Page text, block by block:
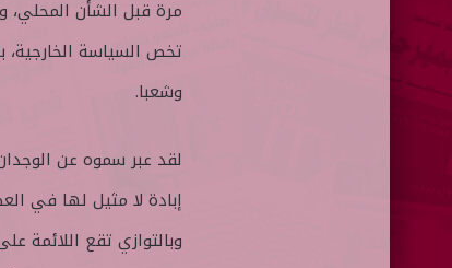
مرة قبل الشأن
تخص السياسة
وشعبا.
لقد عبر سموه عن
إبادة لا مثيل لها في
وبالتوازي تقع اللائمة